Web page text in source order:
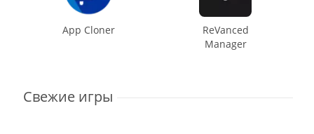
App Cloner
ReVanced
Manager
Свежие игры